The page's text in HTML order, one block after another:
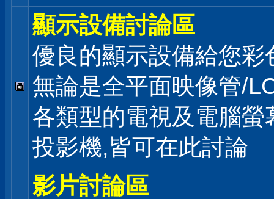
顯示設備討論區
優良的顯示設備給您彩
無論是全平面映像管/
各類型的電視及電腦螢
投影機,皆可在此討論
影片討論區